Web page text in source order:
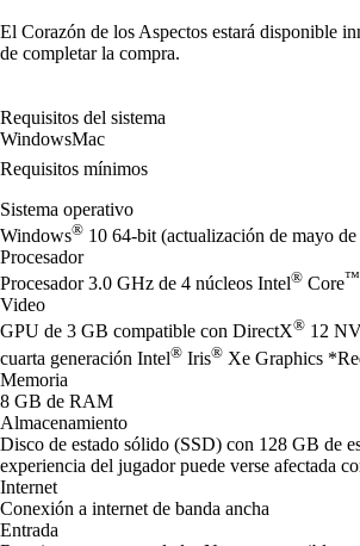
El Corazón de los Aspectos estará disponible
de completar la compra.
Requisitos del sistema
WindowsMac
Requisitos mínimos
Sistema operativo
Windows® 10 64-bit (actualización de mayo
Procesador
Procesador 3.0 GHz de 4 núcleos Intel® Core™
Video
GPU de 3 GB compatible con DirectX® 12
cuarta generación Intel® Iris® Xe Graphics
Memoria
8 GB de RAM
Almacenamiento
Disco de estado sólido (SSD) con 128 GB de
experiencia del jugador puede verse afectada
Internet
Conexión a internet de banda ancha
Entrada